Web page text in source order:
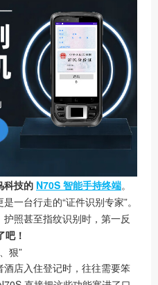
科技的 N70S 智能手持终端。
一台行走的“证件识别专家”。
照甚至指纹识别时，第一反
！
狠”
店入住登记时，往往需要笨